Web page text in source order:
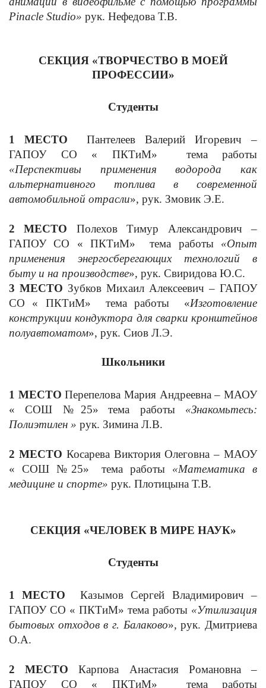
Pinacle Studio» рук. Нефедова Т.В.
СЕКЦИЯ «ТВОРЧЕСТВО В МОЕЙ
ПРОФЕССИИ»
Студенты
1 МЕСТО Пантелеев Валерий Игоревич –
ГАПОУ СО « ПКТиМ» тема работы
«Перспективы применения водорода как
альтернативного топлива в современной
автомобильной отрасли», рук. Змовик Э.Е.
2 МЕСТО Полехов Тимур Александрович –
ГАПОУ СО « ПКТиМ» тема работы «Опыт
применения энергосберегающих технологий в
быту и на производстве», рук. Свиридова Ю.С.
3 МЕСТО Зубков Михаил Алексеевич – ГАПОУ
СО « ПКТиМ» тема работы «Изготовление
конструкции кондуктора для сварки кронштейнов
полуавтоматом», рук. Сиов Л.Э.
Школьники
1 МЕСТО Перепелова Мария Андреевна – МАОУ
« СОШ №25»
тема работы «Знакомьтесь:
Полиэтилен » рук. Зимина Л.В.
2 МЕСТО Косарева Виктория Олеговна – МАОУ
« СОШ №25»
тема работы «Математика в
медицине и спорте» рук. Плотицына Т.В.
СЕКЦИЯ «ЧЕЛОВЕК В МИРЕ НАУК»
Студенты
1 МЕСТО Казымов Сергей Владимирович –
ГАПОУ СО « ПКТиМ» тема работы «Утилизация
бытовых отходов в г. Балаково», рук. Дмитриева
О.А.
2 МЕСТОКарпова Анастасия Романовна –
ГАПОУ СО « ПКТиМ» тема работы